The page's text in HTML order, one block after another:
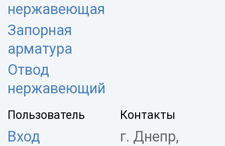
нержавеющая
Запорная
арматура
Отвод
нержавеющий
Пользователь
Вход
Контакты
г. Днепр,